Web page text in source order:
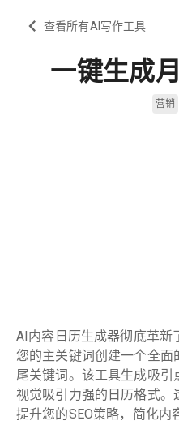
查看所有AI写作工具
一键生成
营销
AI内容日历生成器彻底革新
您的主关键词创建一个全
尾关键词。该工具生成吸
视觉吸引力强的日历格式
提升您的SEO策略，简化内